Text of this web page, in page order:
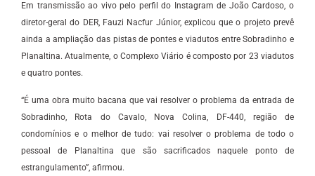
Em transmissão ao vivo pelo perfil do Instagram de João Cardoso, o
diretor-geral do DER, Fauzi Nacfur Júnior, explicou que o projeto prevê
ainda a ampliação das pistas de pontes e viadutos entre Sobradinho e
Planaltina. Atualmente, o Complexo Viário é composto por 23 viadutos
e quatro pontes.
“É uma obra muito bacana que vai resolver o problema da entrada de
Sobradinho, Rota do Cavalo, Nova Colina, DF-440, região de
condomínios e o melhor de tudo: vai resolver o problema de todo o
pessoal de Planaltina que são sacrificados naquele ponto de
estrangulamento”, afirmou.